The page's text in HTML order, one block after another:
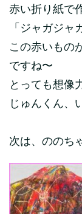
赤い折り紙で
「ジャガジャ
この赤いもの
ですね〜
とっても想像
じゅんくん、
次は、ののち